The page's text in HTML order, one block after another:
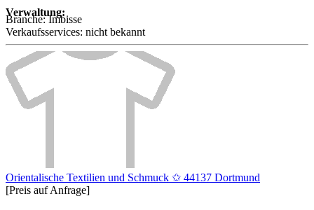
Verwaltung:
Branche:Imbisse
Verkaufsservices: nicht bekannt
Orientalische Textilien und Schmuck ✩ 44137 Dortmund
[Preis auf Anfrage]